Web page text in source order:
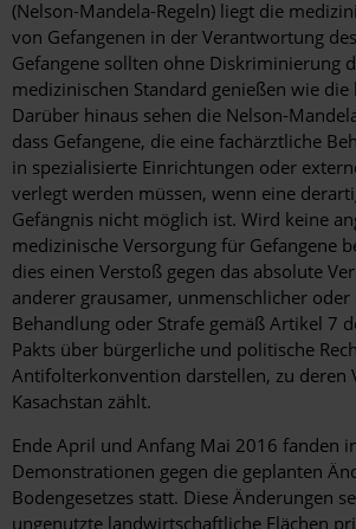
(Nelson-Mandela-Regeln) liegt die
von Gefangenen in der Verantwortung
Gefangene sollten ohne Diskriminierung
medizinischen Standard genießen wie
Darüber hinaus sehen die Nelson-
dass Gefangene, die eine fachärztliche
in spezialisierte Einrichtungen oder
verlegt werden müssen, wenn eine
Gefängnis nicht möglich ist. Wird keine
medizinische Versorgung für Gefangene
dies einen Verstoß gegen das absolute
anderer grausamer, unmenschlicher
Behandlung oder Strafe gemäß Artikel 7
Pakts über bürgerliche und politische
Antifolterkonvention darstellen, zu deren
Kasachstan zählt.
Ende April und Anfang Mai 2016 fanden
Demonstrationen gegen die geplanten
Bodengesetzes statt. Diese Änderungen
ungenutzte landwirtschaftliche Flächen